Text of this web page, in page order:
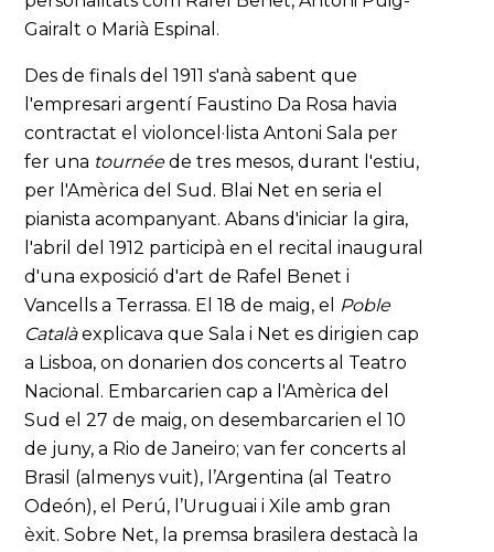
Gairalt o Marià Espinal.
Des de finals del 1911 s'anà sabent que
l'empresari argentí Faustino Da Rosa havia
contractat el violoncel·lista Antoni Sala per
fer una tournéede tres mesos, durant l'estiu,
per l'Amèrica del Sud. Blai Net en seria el
pianista acompanyant. Abans d'iniciar la gira,
l'abril del 1912 participà en el recital inaugural
d'una exposició d'art de Rafel Benet i
Vancells a Terrassa. El 18 de maig, el Poble
Catalàexplicava que Sala i Net es dirigien cap
a Lisboa, on donarien dos concerts al Teatro
Nacional. Embarcarien cap a l'Amèrica del
Sud el 27 de maig, on desembarcarien el 10
de juny, a Rio de Janeiro; van fer concerts al
Brasil (almenys vuit), l’Argentina (al Teatro
Odeón), el Perú, l’Uruguai i Xile amb gran
èxit. Sobre Net, la premsa brasilera destacà la